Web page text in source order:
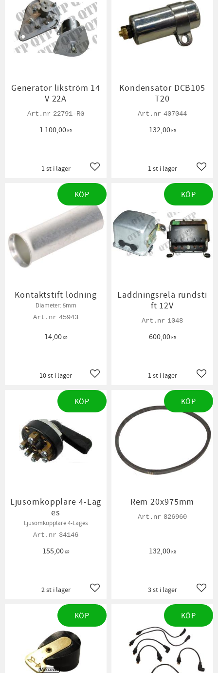
Generator likström 14
V 22A
22791-RG
1 100,00KR
Lägg till i favoriter
1 st i lager
Kondensator DCB105
T20
407044
132,00KR
1 st i lager
Kontaktstift lödning
Diameter: 5mm
45943
14,00KR
Lägg till i favoriter
10 st i lager
KÖP
Laddningsrelä rundsti
ft 12V
1048
600,00KR
1 st i lager
KÖP
Ljusomkopplare 4-Läg
es
Ljusomkopplare 4-Läges
34146
155,00KR
Lägg till i favoriter
2 st i lager
KÖP
Rem 20x975mm
826960
132,00KR
3 st i lager
KÖP
KÖP KÖP